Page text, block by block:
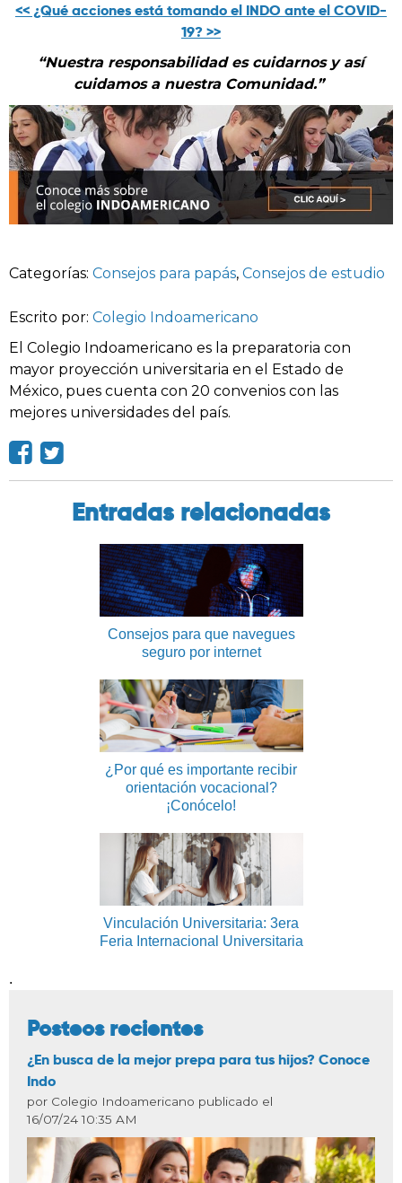
<< ¿Qué acciones está tomando el INDO ante el COVID-
19? >>
“Nuestra responsabilidad es cuidarnos y así
cuidamos a nuestra Comunidad.”
Categorías: Consejos para papás, Consejos de estudio
Escrito por: Colegio Indoamericano
El Colegio Indoamericano es la preparatoria con
mayor proyección universitaria en el Estado de
México, pues cuenta con 20 convenios con las
mejores universidades del país.
Entradas relacionadas
Consejos para que navegues
seguro por internet
¿Por qué es importante recibir
orientación vocacional?
¡Conócelo!
Vinculación Universitaria: 3era
Feria Internacional Universitaria
.
Posteos recientes
¿En busca de la mejor prepa para tus hijos? Conoce
Indo
por Colegio Indoamericano publicado el
16/07/24 10:35 AM